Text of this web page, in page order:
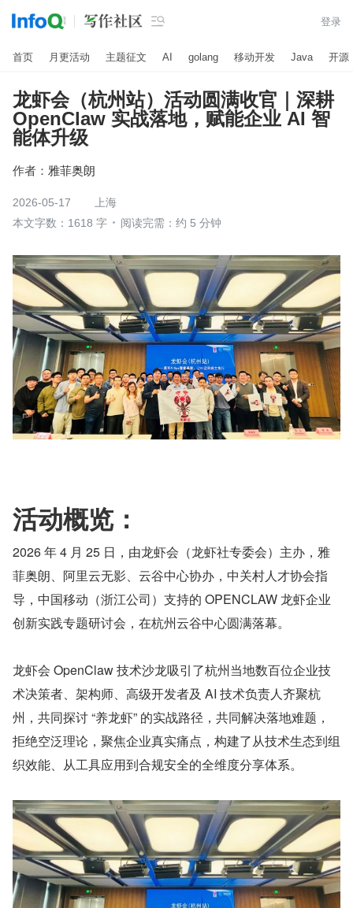
 登录
首页 月更活动 主题征文 AI golang 移动开发 Java 开源
龙虾会（杭州站）活动圆满收官｜深耕
OpenClaw 实战落地，赋能企业 AI 智
能体升级
作者： 雅菲奥朗
2026-05-17
上海
本文字数：1618 字
阅读完需：约 5 分钟
活动概览：
2026 年 4 月 25 日，由龙虾会（龙虾社专委会）主办，雅
菲奥朗、阿里云无影、云谷中心协办，中关村人才协会指
导，中国移动（浙江公司）支持的 OPENCLAW 龙虾企业
创新实践专题研讨会，在杭州云谷中心圆满落幕。
龙虾会 OpenClaw 技术沙龙吸引了杭州当地数百位企业技
术决策者、架构师、高级开发者及 AI 技术负责人齐聚杭
州，共同探讨 “养龙虾” 的实战路径，共同解决落地难题，
拒绝空泛理论，聚焦企业真实痛点，构建了从技术生态到组
织效能、从工具应用到合规安全的全维度分享体系。